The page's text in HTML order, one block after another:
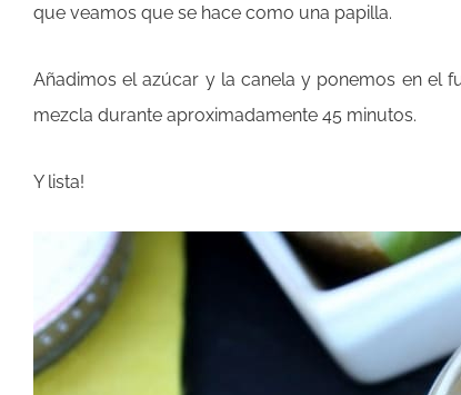
que veamos que se hace como una papilla.
Añadimos el azúcar y la canela y ponemos en el
mezcla durante aproximadamente 45 minutos.
Y lista!